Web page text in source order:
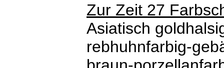
Zur Zeit 27
Asiatisch
rebhuhnfarbig-